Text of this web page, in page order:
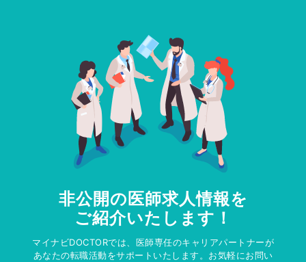
非公開の医師求人情報を
ご紹介いたします！
マイナビDOCTORでは、医師専任のキャリアパートナーが
あなたの転職活動をサポートいたします。お気軽にお問い